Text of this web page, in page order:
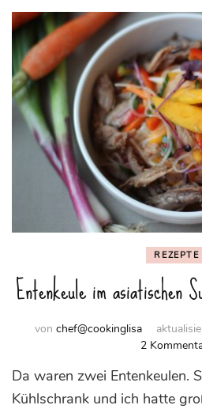
REZEPTE
Entenkeule im asiatischen
von chef@cookinglisa
2
Da waren zwei Entenkeulen.
Kühlschrank und ich hatte